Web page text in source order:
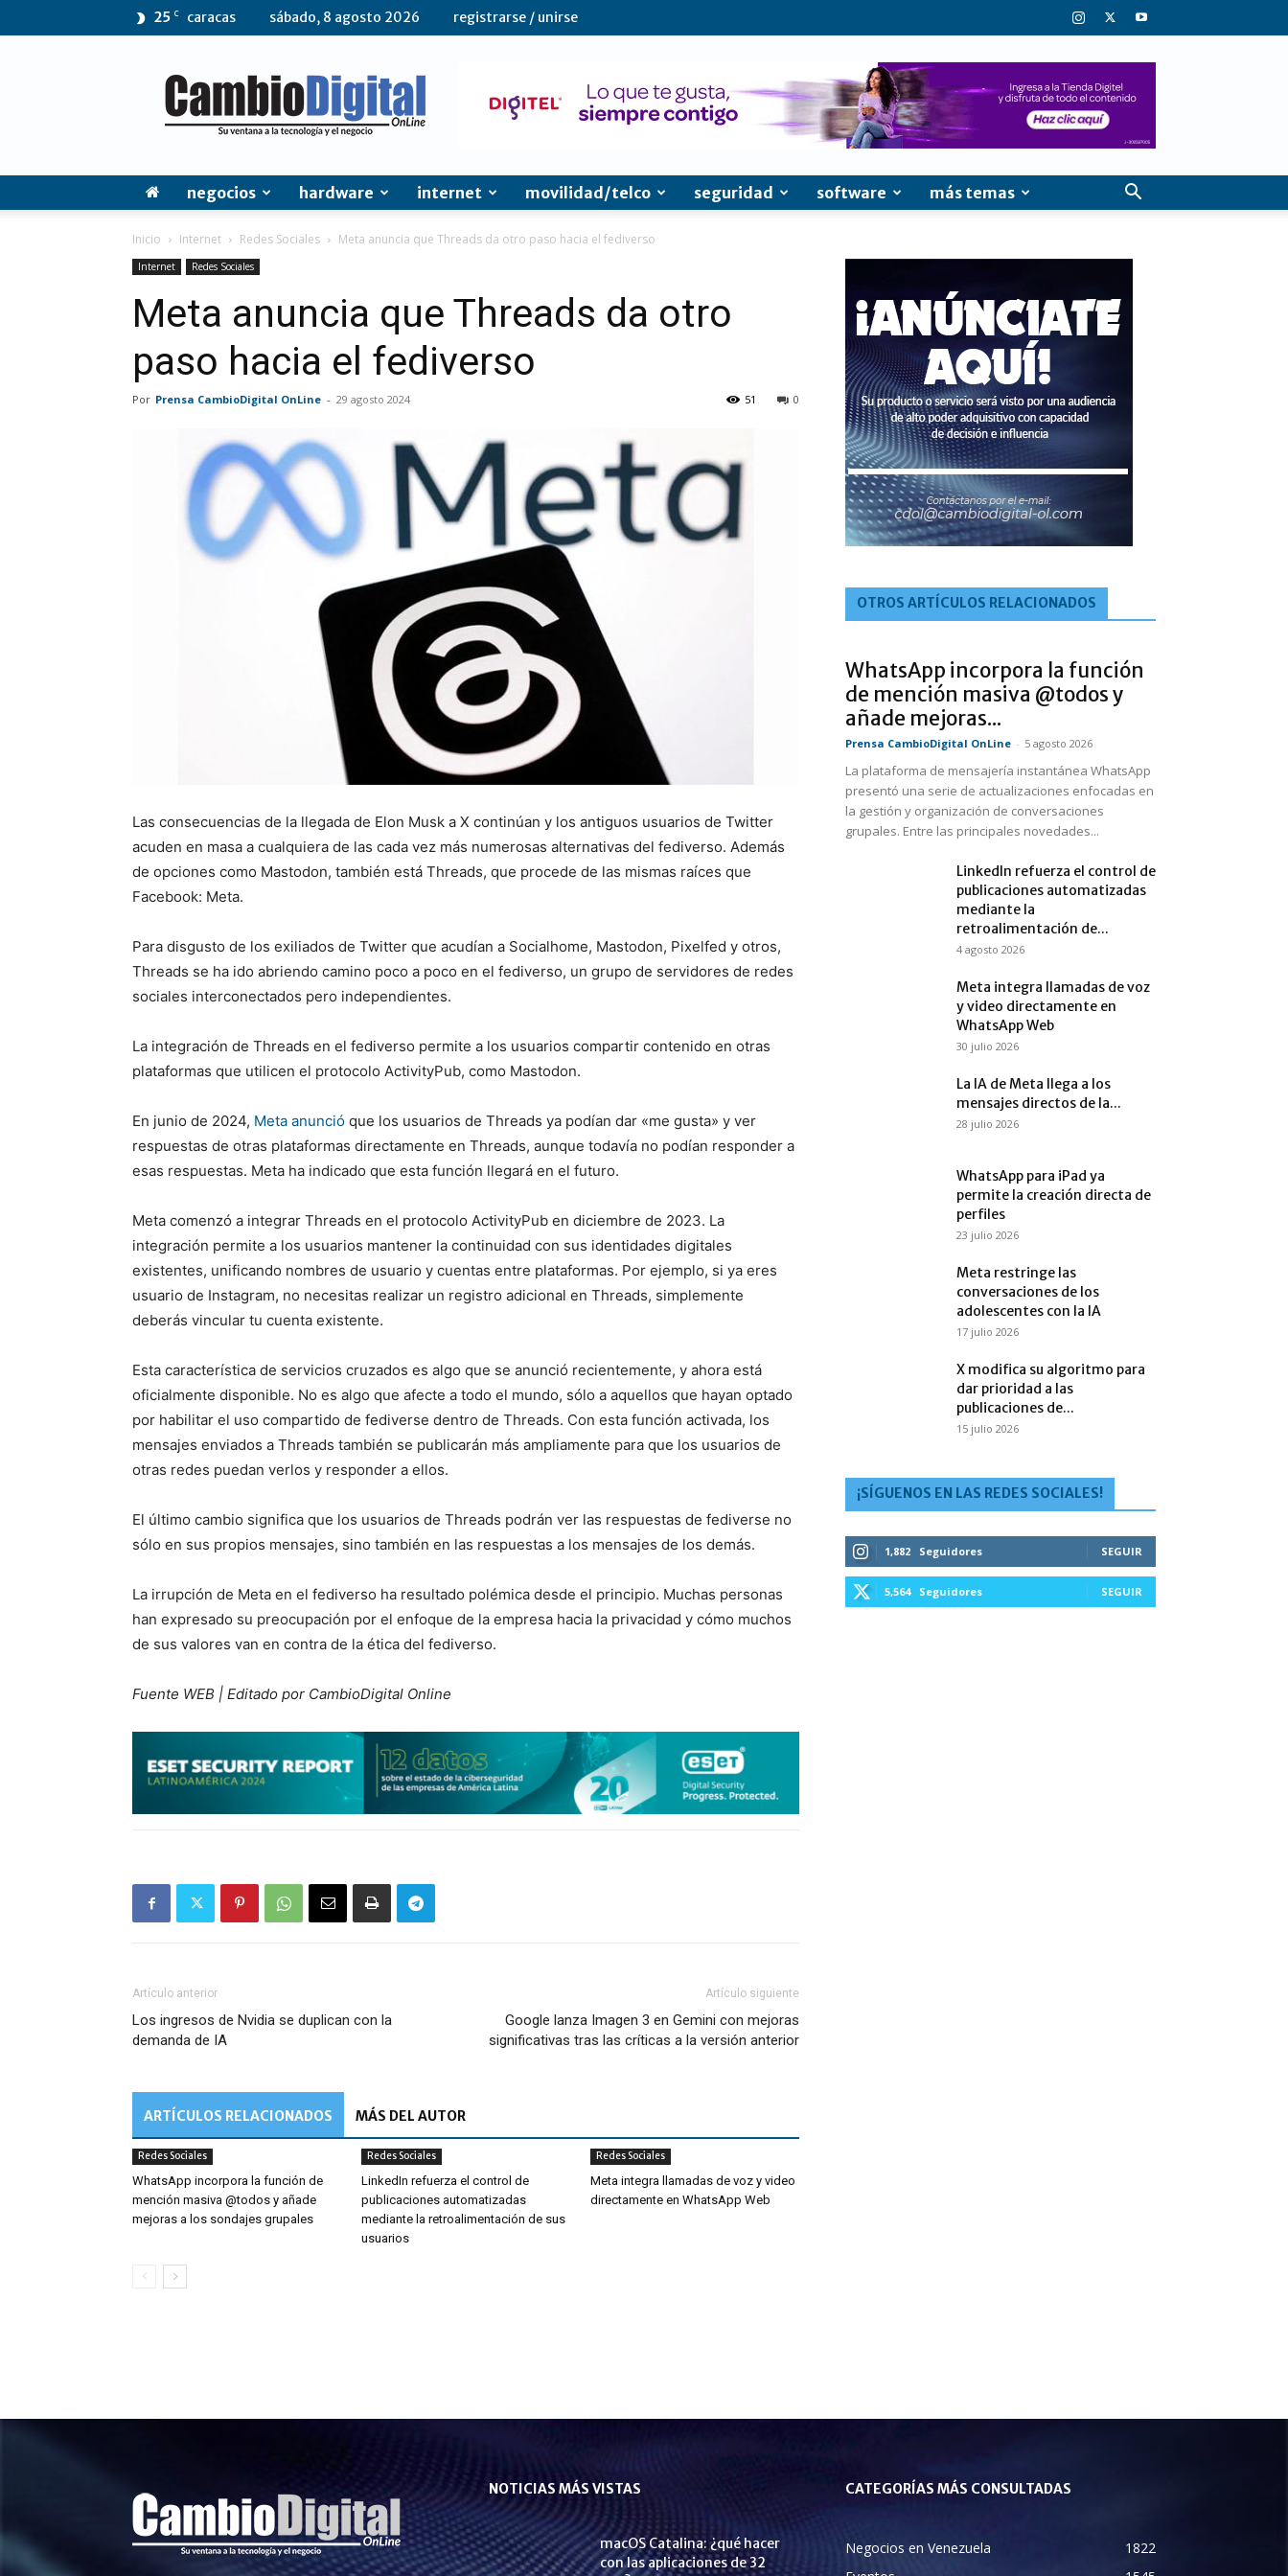
25 C caracas sábado, 8 agosto 2026 registrarse / unirse
CambioDigital
OnLine
negocios hardware internet movilidad/telco seguridad software más temas
Inicio Internet Redes Sociales Meta anuncia que Threads da otro paso hacia el fediverso
Internet Redes Sociales
Meta anuncia que Threads da otro
paso hacia el fediverso
Por Prensa CambioDigital OnLine - 29 agosto 2024 0
51
Las consecuencias de la llegada de Elon Musk a X continúan y los antiguos usuarios de Twitter
acuden en masa a cualquiera de las cada vez más numerosas alternativas del fediverso. Además
de opciones como Mastodon, también está Threads, que procede de las mismas raíces que
Facebook: Meta.
Para disgusto de los exiliados de Twitter que acudían a Socialhome, Mastodon, Pixelfed y otros,
Threads se ha ido abriendo camino poco a poco en el fediverso, un grupo de servidores de redes
sociales interconectados pero independientes.
La integración de Threads en el fediverso permite a los usuarios compartir contenido en otras
plataformas que utilicen el protocolo ActivityPub, como Mastodon.
En junio de 2024, Meta anunció que los usuarios de Threads ya podían dar «me gusta» y ver
respuestas de otras plataformas directamente en Threads, aunque todavía no podían responder a
esas respuestas. Meta ha indicado que esta función llegará en el futuro.
Meta comenzó a integrar Threads en el protocolo ActivityPub en diciembre de 2023. La
integración permite a los usuarios mantener la continuidad con sus identidades digitales
existentes, unificando nombres de usuario y cuentas entre plataformas. Por ejemplo, si ya eres
usuario de Instagram, no necesitas realizar un registro adicional en Threads, simplemente
deberás vincular tu cuenta existente.
Esta característica de servicios cruzados es algo que se anunció recientemente, y ahora está
oficialmente disponible. No es algo que afecte a todo el mundo, sólo a aquellos que hayan optado
por habilitar el uso compartido de fediverse dentro de Threads. Con esta función activada, los
mensajes enviados a Threads también se publicarán más ampliamente para que los usuarios de
otras redes puedan verlos y responder a ellos.
El último cambio significa que los usuarios de Threads podrán ver las respuestas de fediverse no
sólo en sus propios mensajes, sino también en las respuestas a los mensajes de los demás.
La irrupción de Meta en el fediverso ha resultado polémica desde el principio. Muchas personas
han expresado su preocupación por el enfoque de la empresa hacia la privacidad y cómo muchos
de sus valores van en contra de la ética del fediverso.
Fuente WEB | Editado por CambioDigital Online
Artículo anterior
Los ingresos de Nvidia se duplican con la
demanda de IA
Artículo siguiente
Google lanza Imagen 3 en Gemini con mejoras
significativas tras las críticas a la versión anterior
ARTÍCULOS RELACIONADOS MÁS DEL AUTOR
Redes Sociales
WhatsApp incorpora la función de
mención masiva @todos y añade
mejoras a los sondajes grupales
Redes Sociales
LinkedIn refuerza el control de
publicaciones automatizadas
mediante la retroalimentación de sus
usuarios
Redes Sociales
Meta integra llamadas de voz y video
directamente en WhatsApp Web
OTROS ARTÍCULOS RELACIONADOS
WhatsApp incorpora la función
de mención masiva @todos y
añade mejoras...
Prensa CambioDigital OnLine - 5 agosto 2026
La plataforma de mensajería instantánea WhatsApp
presentó una serie de actualizaciones enfocadas en
la gestión y organización de conversaciones
grupales. Entre las principales novedades...
LinkedIn refuerza el control de
publicaciones automatizadas
mediante la
retroalimentación de...
4 agosto 2026
Meta integra llamadas de voz
y video directamente en
WhatsApp Web
30 julio 2026
La IA de Meta llega a los
mensajes directos de la...
28 julio 2026
WhatsApp para iPad ya
permite la creación directa de
perfiles
23 julio 2026
Meta restringe las
conversaciones de los
adolescentes con la IA
17 julio 2026
X modifica su algoritmo para
dar prioridad a las
publicaciones de...
15 julio 2026
¡SÍGUENOS EN LAS REDES SOCIALES!
1,882 Seguidores SEGUIR
5,564 Seguidores SEGUIR
NOTICIAS MÁS VISTAS
macOS Catalina: ¿qué hacer
con las aplicaciones de 32
CATEGORÍAS MÁS CONSULTADAS
Negocios en Venezuela
1822